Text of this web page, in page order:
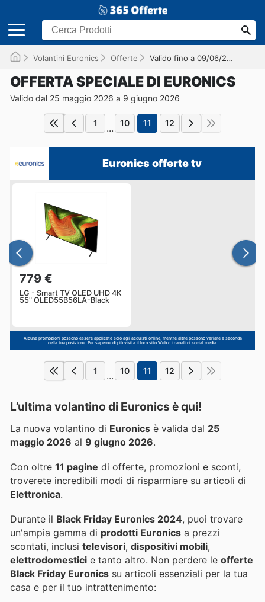
Volantini Euronics Offerte Valido fino a 09/06/2026
OFFERTA SPECIALE DI EURONICS
Valido dal 25 maggio 2026 a 9 giugno 2026
1 ... 10 11 12
Euronics offerte tv
779 €
LG - Smart TV OLED UHD 4K
55" OLED55B56LA-Black
Alcune promozioni possono essere applicate solo agli acquisti online, mentre altre possono variare a seconda
della tua posizione. Per saperne di più visita il loro sito Web o i canali di social media.
1 ... 10 11 12
L’ultima volantino di Euronics è qui!
La nuova volantino di Euronics è valida dal 25
maggio 2026 al 9 giugno 2026.
Con oltre 11 pagine di offerte, promozioni e sconti,
troverete incredibili modi di risparmiare su articoli di
Elettronica.
Durante il Black Friday Euronics 2024, puoi trovare
un'ampia gamma di prodotti Euronics a prezzi
scontati, inclusi televisori, dispositivi mobili,
elettrodomestici e tanto altro. Non perdere le offerte
Black Friday Euronics su articoli essenziali per la tua
casa e per il tuo intrattenimento: